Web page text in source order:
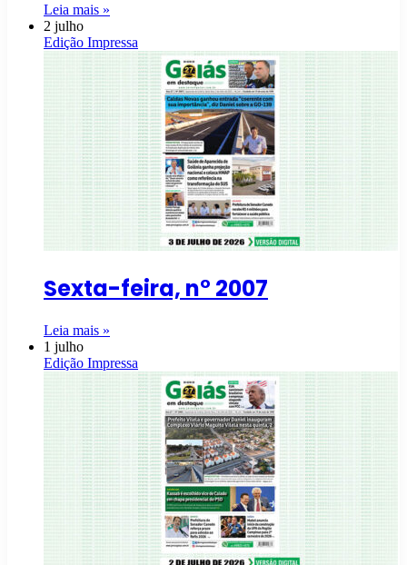
Leia mais »
2 julho
Edição Impressa
Sexta-feira, n° 2007
Leia mais »
1 julho
Edição Impressa